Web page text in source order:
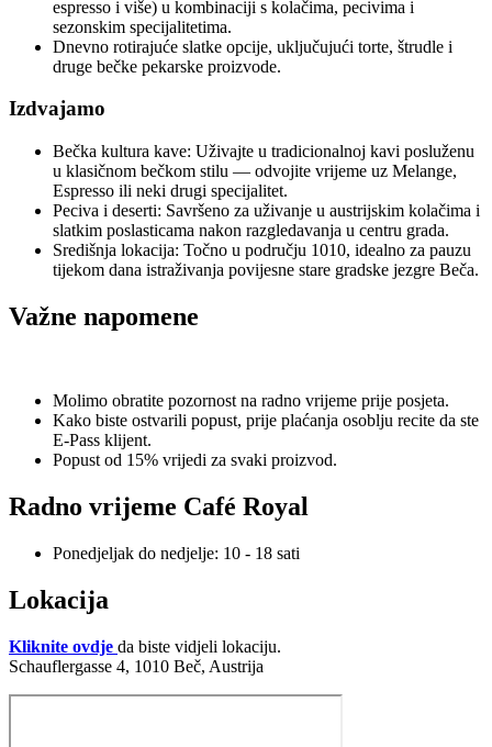
espresso i više) u kombinaciji s kolačima, pecivima i
sezonskim specijalitetima.
Dnevno rotirajuće slatke opcije, uključujući torte, štrudle i
druge bečke pekarske proizvode.
Izdvajamo
Bečka kultura kave: Uživajte u tradicionalnoj kavi posluženu
u klasičnom bečkom stilu — odvojite vrijeme uz Melange,
Espresso ili neki drugi specijalitet.
Peciva i deserti: Savršeno za uživanje u austrijskim kolačima i
slatkim poslasticama nakon razgledavanja u centru grada.
Središnja lokacija: Točno u području 1010, idealno za pauzu
tijekom dana istraživanja povijesne stare gradske jezgre Beča.
Važne napomene
Molimo obratite pozornost na radno vrijeme prije posjeta.
Kako biste ostvarili popust, prije plaćanja osoblju recite da ste
E-Pass klijent.
Popust od 15% vrijedi za svaki proizvod.
Radno vrijeme Café Royal
Ponedjeljak do nedjelje: 10 - 18 sati
Lokacija
Kliknite ovdje da biste vidjeli lokaciju.
Schauflergasse 4, 1010 Beč, Austrija